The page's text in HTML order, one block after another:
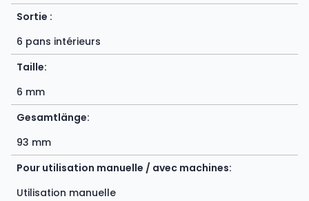
Sortie :
6 pans intérieurs
Taille:
6 mm
Gesamtlänge:
93 mm
Pour utilisation manuelle / avec machines:
Utilisation manuelle